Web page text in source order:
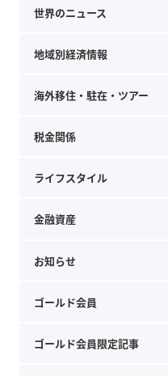
世界のニュース
地域別経済情報
海外移住・駐在・ツアー
税金関係
ライフスタイル
金融資産
お知らせ
ゴールド会員
ゴールド会員限定記事